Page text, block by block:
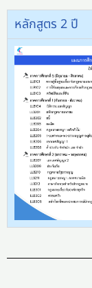
หลักสูตร 2 ปี